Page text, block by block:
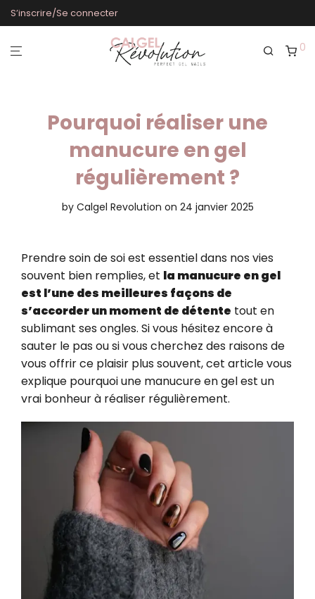
S’inscrire/Se connecter
0
Pourquoi réaliser une
manucure en gel
régulièrement ?
by Calgel Revolution on 24 janvier 2025
Prendre soin de soi est essentiel dans nos vies
souvent bien remplies, et la manucure en gel
est l’une des meilleures façons de
s’accorder un moment de détente tout en
sublimant ses ongles. Si vous hésitez encore à
sauter le pas ou si vous cherchez des raisons de
vous offrir ce plaisir plus souvent, cet article vous
explique pourquoi une manucure en gel est un
vrai bonheur à réaliser régulièrement.